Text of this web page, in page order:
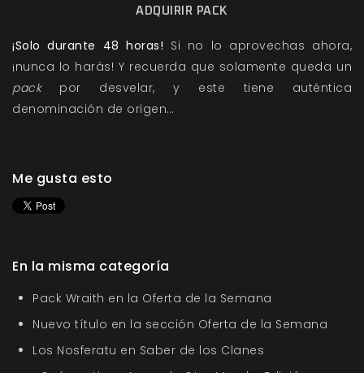
ADQUIRIR PACK
¡Solo durante 48 horas! Si no lo aprovechas ahora,
¡nunca lo harás! Y recuerda que solamente queda un
pack por desvelar, y este tiene auténtica
denominación de origen…
Me gusta esto
En la misma categoría
Pack Wraith en la Oferta de la Semana
Nuevo título en la sección Oferta de la Semana
Los Nosferatu en Saber de los Clanes